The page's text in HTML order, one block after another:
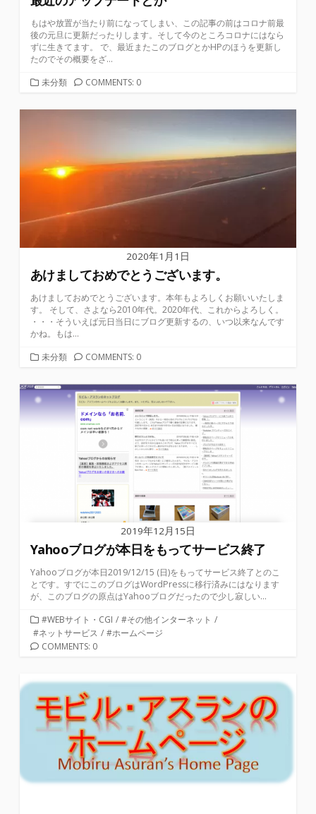
もはや放置が当たり前になってしまい、この記事の前はコロナ前最
後の元旦に更新だったりします。そして今のところコロナにはなら
ずに生きてます。 で、最近またこのブログとかHPのほうを更新し
たのでその概要をざ...
カ
ゴ
未分類 COMMENTS: 0
2020年1月1日
あけましておめでとうございます。
あけましておめでとうございます。本年もよろしくお願いいたしま
す。 そして、さよなら2010年代。2020年代、これからよろしく。
・・・そういえば元日当日にブログ更新するの、いつ以来なんです
かね。もは...
カ
ゴ
リ
ー
未分類 COMMENTS: 0
2019年12月15日
Yahooブログが本日をもってサービス終了
Yahooブログが本日2019/12/15 (日)をもってサービス終了とのこ
とです。すでにこのブログはWordPressに移行済みにはなります
が、このブログの原点はYahooブログだったので少し寂しい...
カ
テ
ゴ
#WEBサイト・CGI / #その他インターネット /
#ネットサービス / #ホームページ
COMMENTS: 0